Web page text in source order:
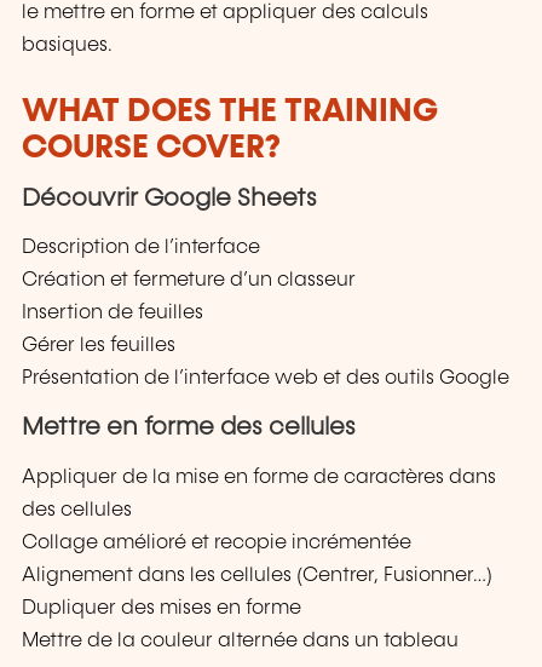
le mettre en forme et appliquer des calculs
basiques.
WHAT DOES THE TRAINING
COURSE COVER?
Découvrir Google Sheets
Description de l’interface
Création et fermeture d’un classeur
Insertion de feuilles
Gérer les feuilles
Présentation de l’interface web et des outils Google
Mettre en forme des cellules
Appliquer de la mise en forme de caractères dans
des cellules
Collage amélioré et recopie incrémentée
Alignement dans les cellules (Centrer, Fusionner…)
Dupliquer des mises en forme
Mettre de la couleur alternée dans un tableau